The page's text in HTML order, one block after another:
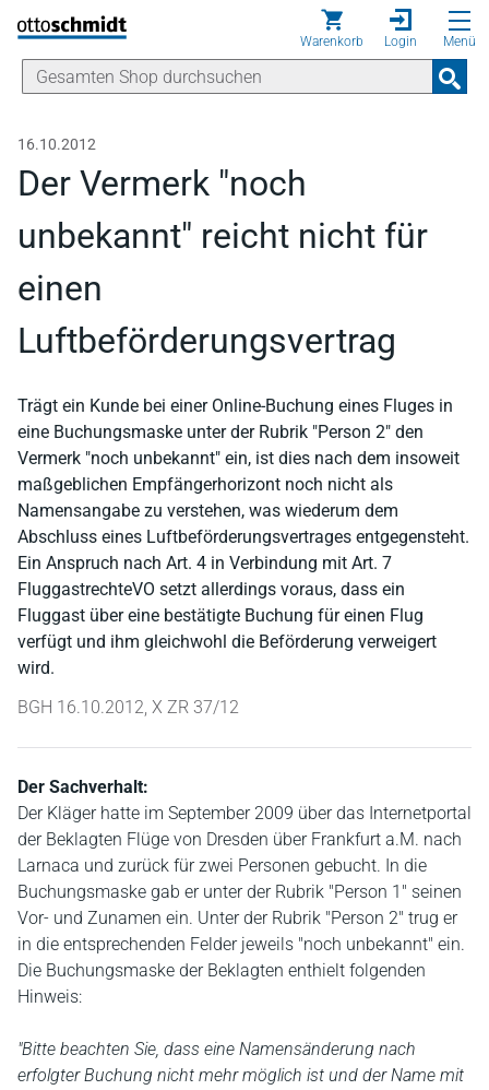
Direkt zum Inhalt
Warenkorb Login Menü
16.10.2012
Der Vermerk "noch
unbekannt" reicht nicht für
einen
Luftbeförderungsvertrag
Trägt ein Kunde bei einer Online-Buchung eines Fluges in
eine Buchungsmaske unter der Rubrik "Person 2" den
Vermerk "noch unbekannt" ein, ist dies nach dem insoweit
maßgeblichen Empfängerhorizont noch nicht als
Namensangabe zu verstehen, was wiederum dem
Abschluss eines Luftbeförderungsvertrages entgegensteht.
Ein Anspruch nach Art. 4 in Verbindung mit Art. 7
FluggastrechteVO setzt allerdings voraus, dass ein
Fluggast über eine bestätigte Buchung für einen Flug
verfügt und ihm gleichwohl die Beförderung verweigert
wird.
BGH 16.10.2012, X ZR 37/12
Der Sachverhalt:
Der Kläger hatte im September 2009 über das Internetportal
der Beklagten Flüge von Dresden über Frankfurt a.M. nach
Larnaca und zurück für zwei Personen gebucht. In die
Buchungsmaske gab er unter der Rubrik "Person 1" seinen
Vor- und Zunamen ein. Unter der Rubrik "Person 2" trug er
in die entsprechenden Felder jeweils "noch unbekannt" ein.
Die Buchungsmaske der Beklagten enthielt folgenden
Hinweis:
"Bitte beachten Sie, dass eine Namensänderung nach
erfolgter Buchung nicht mehr möglich ist und der Name mit